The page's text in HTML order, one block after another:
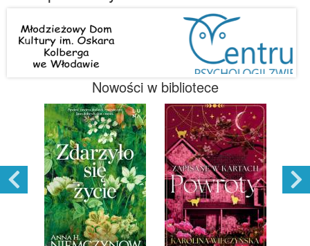
Nowości w bibliotece